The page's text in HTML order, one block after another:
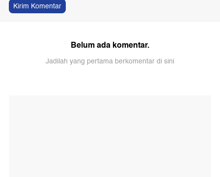
Kirim Komentar
Belum ada komentar.
Jadilah yang pertama berkomentar di sini